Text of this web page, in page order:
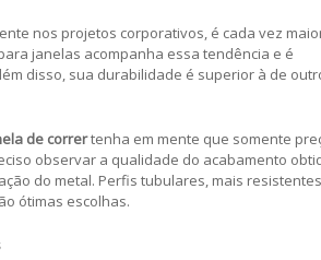
nos projetos corporativos, é cada vez
janelas acompanha essa tendência e é
disso, sua durabilidade é superior à de
de corrertenha em mente que somente
observar a qualidade do acabamento
do metal. Perfis tubulares, mais
ótimas escolhas.